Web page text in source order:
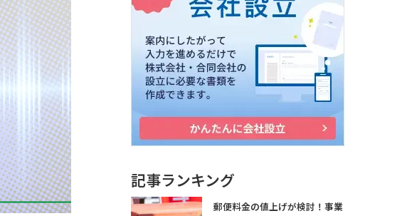
記事ランキング
郵便料金の値上げが検討！事業